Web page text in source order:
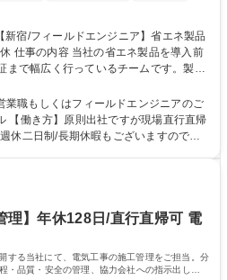
前
まで幅広く行っているチームです。製
理・アフターサポートを担っていま
製品導入前の調査/年休128日/土日祝休
業職もしくはフィールドエンジニアのご
休二日制/長期休暇もございますので、
理】年休128日/直行直帰可 電
する当社にて、電気工事の施工管理をご担当。分
・品質・安全の管理、協力会社への指示出し、